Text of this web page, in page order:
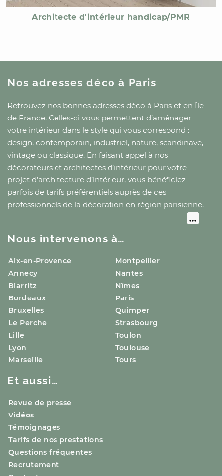
Architecte d'intérieur handicap/PMR
Nos adresses décoà Paris
Retrouvez nos bonnes adresses déco à Paris et en Île
de France. Celles-ci vous permettent d’aménager
votre intérieur dans le style qui vous correspond :
design, contemporain, industriel, nature, scandinave,
vintage ou classique. En faisant appel à nos
décorateurs et architectes d’intérieur pour votre
projet d’architecture d’intérieur, vous bénéficiez
parfois de tarifs préférentiels auprès de ces
professionnels de la décoration en région parisienne.
Nous intervenons à…
Aix-en-Provence
Annecy
Biarritz
Bordeaux
Bruxelles
Le Perche
Lille
Lyon
Marseille
Montpellier
Nantes
Nîmes
Paris
Quimper
Strasbourg
Toulon
Toulouse
Tours
Et aussi…
Revue de presse
Vidéos
Témoignages
Tarifs de nos prestations
Questions fréquentes
Recrutement